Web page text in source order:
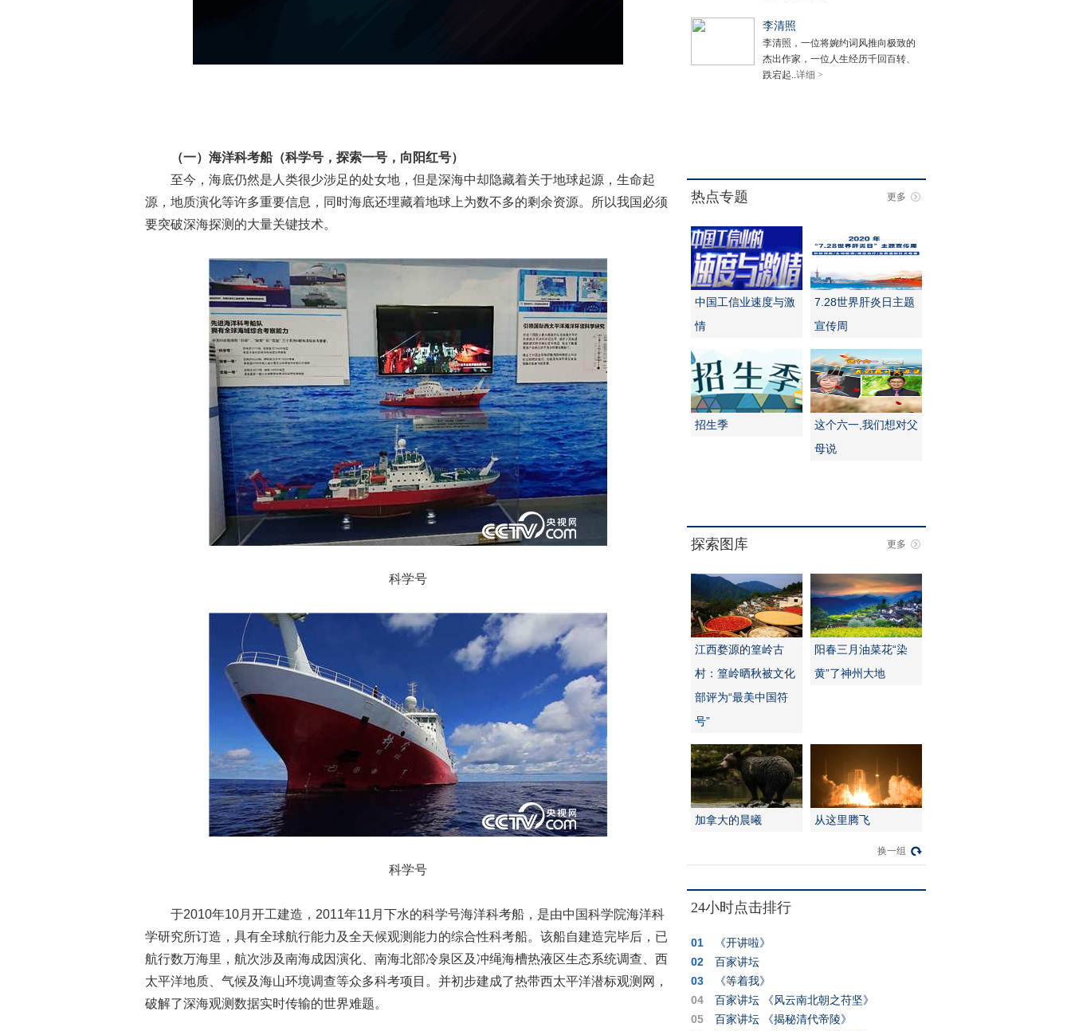
（一）海洋科考船（科学号，探索一号，向阳红号）
至今，海底仍然是人类很少涉足的处女地，但是深海中却隐藏着关于地球起源，生命起
源，地质演化等许多重要信息，同时海底还埋藏着地球上为数不多的剩余资源。所以我国必须
要突破深海探测的大量关键技术。
科学号
科学号
于2010年10月开工建造，2011年11月下水的科学号海洋科考船，是由中国科学院海洋科
学研究所订造，具有全球航行能力及全天候观测能力的综合性科考船。该船自建造完毕后，已
航行数万海里，航次涉及南海成因演化、南海北部冷泉区及冲绳海槽热液区生态系统调查、西
太平洋地质、气候及海山环境调查等众多科考项目。并初步建成了热带西太平洋潜标观测网，
破解了深海观测数据实时传输的世界难题。
李清照
李清照，一位将婉约词风推向极致的
杰出作家，一位人生经历千回百转、
跌宕起..详细 >
热点专题 更多
中国工信业速度与激
情
7.28世界肝炎日主题
宣传周
招生季
这个六一,我们想对父
母说
探索图库 更多
江西婺源的篁岭古
村：篁岭晒秋被文化
部评为“最美中国符
号”
阳春三月油菜花“染
黄”了神州大地
加拿大的晨曦 从这里腾飞
换一组
24小时点击排行
01
《开讲啦》
02
百家讲坛
03
《等着我》
04
百家讲坛 《风云南北朝之苻坚》
05
百家讲坛 《揭秘清代帝陵》